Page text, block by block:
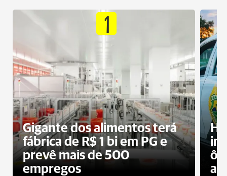
1
Gigante dos alimentos terá
fábrica de R$ 1 bi em PG e
prevê mais de 500
empregos